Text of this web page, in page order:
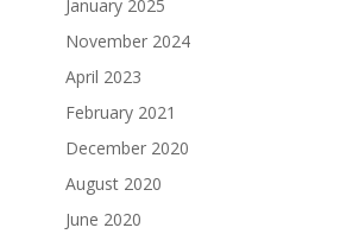
January 2025
November 2024
April 2023
February 2021
December 2020
August 2020
June 2020